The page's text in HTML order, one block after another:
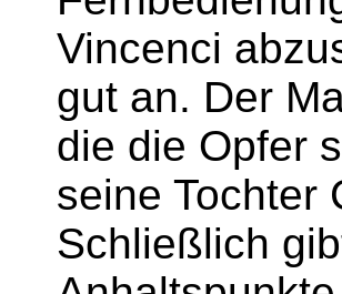
Vincenci
gut an. Der
die die Opfer
seine Tochter
Schließlich